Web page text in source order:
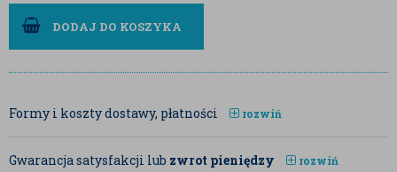
DODAJ DO KOSZYKA
Formy i koszty dostawy, płatności rozwiń
Gwarancja satysfakcji lub zwrot pieniędzy rozwiń